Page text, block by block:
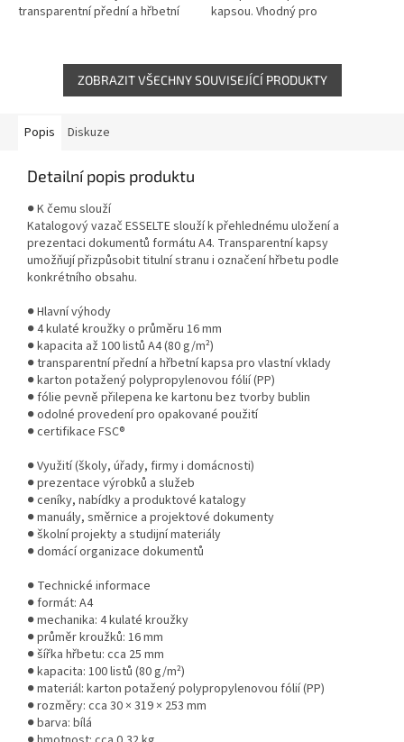
transparentní přední a hřbetní
kapsou. Vhodný pro
ZOBRAZIT VŠECHNY SOUVISEJÍCÍ PRODUKTY
Popis Diskuze
Detailní popis produktu
● K čemu slouží
Katalogový vazač ESSELTE slouží k přehlednému uložení a
prezentaci dokumentů formátu A4. Transparentní kapsy
umožňují přizpůsobit titulní stranu i označení hřbetu podle
konkrétního obsahu.
● Hlavní výhody
● 4 kulaté kroužky o průměru 16 mm
● kapacita až 100 listů A4 (80 g/m²)
● transparentní přední a hřbetní kapsa pro vlastní vklady
● karton potažený polypropylenovou fólií (PP)
● fólie pevně přilepena ke kartonu bez tvorby bublin
● odolné provedení pro opakované použití
● certifikace FSC®
● Využití (školy, úřady, firmy i domácnosti)
● prezentace výrobků a služeb
● ceníky, nabídky a produktové katalogy
● manuály, směrnice a projektové dokumenty
● školní projekty a studijní materiály
● domácí organizace dokumentů
● Technické informace
● formát: A4
● mechanika: 4 kulaté kroužky
● průměr kroužků: 16 mm
● šířka hřbetu: cca 25 mm
● kapacita: 100 listů (80 g/m²)
● materiál: karton potažený polypropylenovou fólií (PP)
● rozměry: cca 30 × 319 × 253 mm
● barva: bílá